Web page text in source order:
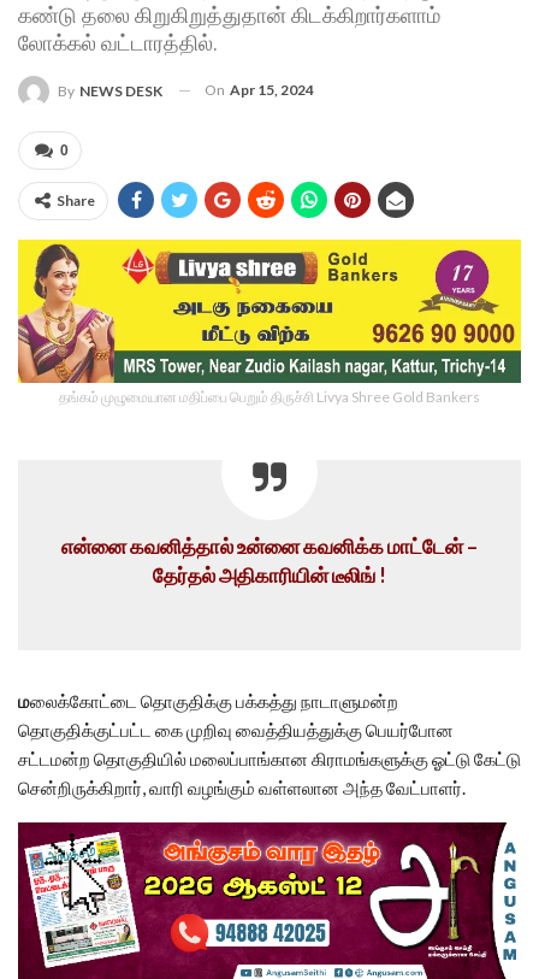
கண்டு தலை கிறுகிறுத்துதான் கிடக்கிறார்களாம்
லோக்கல் வட்டாரத்தில்.
By NEWS DESK On Apr 15, 2024
0
Share
தங்கம் முழுமையான மதிப்பை பெறும் திருச்சி Livya Shree Gold Bankers
என்னை கவனித்தால் உன்னை கவனிக்க மாட்டேன் –
தேர்தல் அதிகாரியின் டீலிங் !
மலைக்கோட்டை தொகுதிக்கு பக்கத்து நாடாளுமன்ற
தொகுதிக்குட்பட்ட கை முறிவு வைத்தியத்துக்கு பெயர்போன
சட்டமன்ற தொகுதியில் மலைப்பாங்கான கிராமங்களுக்கு ஓட்டு கேட்டு
சென்றிருக்கிறார், வாரி வழங்கும் வள்ளலான அந்த வேட்பாளர்.